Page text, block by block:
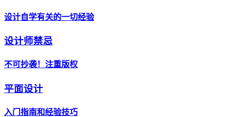
设计自学有关的一切经验
设计师禁忌
不可抄袭！注重版权
平面设计
入门指南和经验技巧